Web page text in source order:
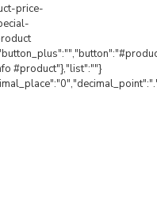
price-
#product"},"list":""}